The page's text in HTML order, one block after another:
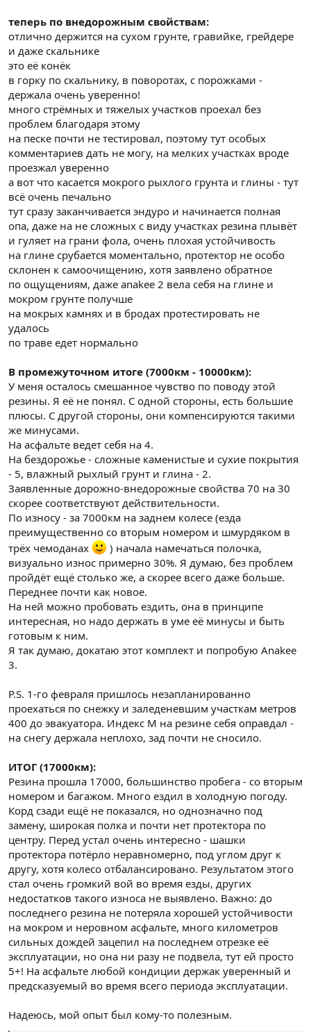
теперь по внедорожным свойствам:
отлично держится на сухом грунте, гравийке, грейдере
и даже скальнике
это её конёк
в горку по скальнику, в поворотах, с порожками -
держала очень уверенно!
много стрёмных и тяжелых участков проехал без
проблем благодаря этому
на песке почти не тестировал, поэтому тут особых
комментариев дать не могу, на мелких участках вроде
проезжал уверенно
а вот что касается мокрого рыхлого грунта и глины - тут
всё очень печально
тут сразу заканчивается эндуро и начинается полная
опа, даже на не сложных с виду участках резина плывёт
и гуляет на грани фола, очень плохая устойчивость
на глине срубается моментально, протектор не особо
склонен к самоочищению, хотя заявлено обратное
по ощущениям, даже anakee 2 вела себя на глине и
мокром грунте получше
на мокрых камнях и в бродах протестировать не
удалось
по траве едет нормально
В промежуточном итоге (7000км - 10000км):
У меня осталось смешанное чувство по поводу этой
резины. Я её не понял. С одной стороны, есть большие
плюсы. С другой стороны, они компенсируются такими
же минусами.
На асфальте ведет себя на 4.
На бездорожье - сложные каменистые и сухие покрытия
- 5, влажный рыхлый грунт и глина - 2.
Заявленные дорожно-внедорожные свойства 70 на 30
скорее соответствуют действительности.
По износу - за 7000км на заднем колесе (езда
преимущественно со вторым номером и шмурдяком в
трёх чемоданах
) начала намечаться полочка,
визуально износ примерно 30%. Я думаю, без проблем
пройдёт ещё столько же, а скорее всего даже больше.
Переднее почти как новое.
На ней можно пробовать ездить, она в принципе
интересная, но надо держать в уме её минусы и быть
готовым к ним.
Я так думаю, докатаю этот комплект и попробую Anakee
3.
P.S. 1-го февраля пришлось незапланированно
проехаться по снежку и заледеневшим участкам метров
400 до эвакуатора. Индекс М на резине себя оправдал -
на снегу держала неплохо, зад почти не сносило.
ИТОГ (17000км):
Резина прошла 17000, большинство пробега - со вторым
номером и багажом. Много ездил в холодную погоду.
Корд сзади ещё не показался, но однозначно под
замену, широкая полка и почти нет протектора по
центру. Перед устал очень интересно - шашки
протектора потёрло неравномерно, под углом друг к
другу, хотя колесо отбалансировано. Результатом этого
стал очень громкий вой во время езды, других
недостатков такого износа не выявлено. Важно: до
последнего резина не потеряла хорошей устойчивости
на мокром и неровном асфальте, много километров
сильных дождей зацепил на последнем отрезке её
эксплуатации, но она ни разу не подвела, тут ей просто
5+! На асфальте любой кондиции держак уверенный и
предсказуемый во время всего периода эксплуатации.
Надеюсь, мой опыт был кому-то полезным.